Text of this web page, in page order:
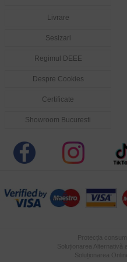
Livrare
Sesizari
Regimul DEEE
Despre Cookies
Certificate
Showroom Bucuresti
Protecția
Soluționarea Alternativă
Soluționarea